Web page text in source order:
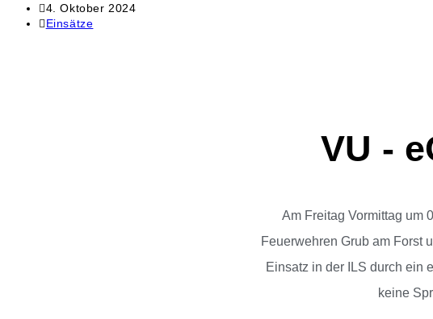
4. Oktober 2024
Einsätze
VU -
Am Freitag Vormittag um
Feuerwehren Grub am Forst
Einsatz in der ILS durch ein
keine